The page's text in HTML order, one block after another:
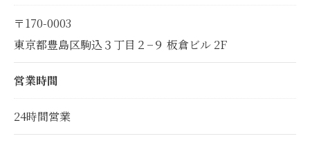
〒170-0003
東京都豊島区駒込３丁目２−９ 板倉ビル 2F
営業時間
24時間営業